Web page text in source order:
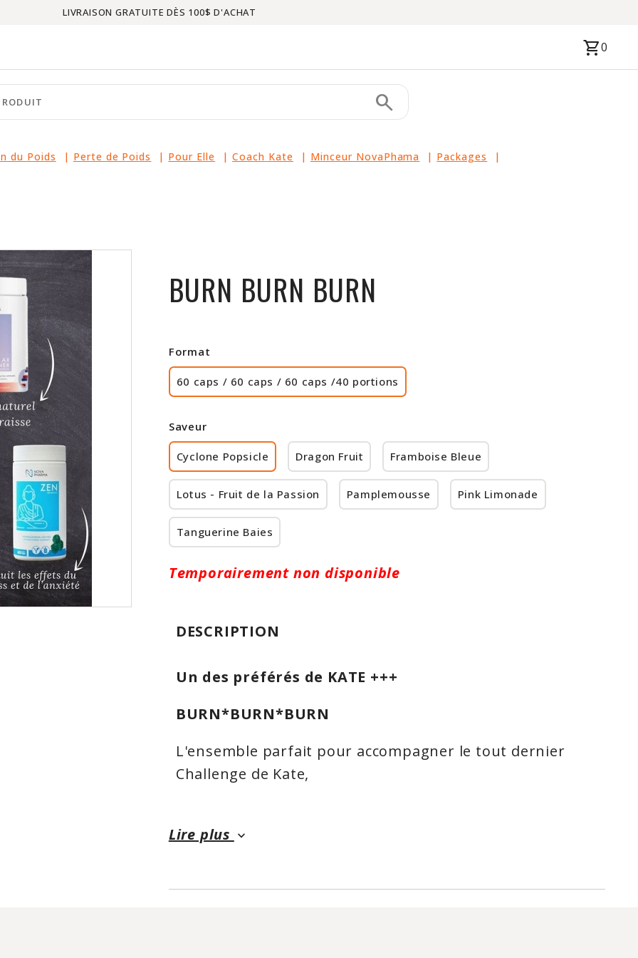
LIVRAISON GRATUITE DÈS 100$ D'ACHAT
shopping_cart0
search
du Poids | Perte de Poids | Pour Elle |Coach Kate | Minceur NovaPhama | Packages
|
BURN BURN BURN
Format
60 caps / 60 caps / 60 caps /40 portions
Saveur
Cyclone Popsicle Dragon Fruit Framboise Bleue
Lotus - Fruit de la Passion Pamplemousse Pink Limonade
Tanguerine Baies
Temporairement non disponible
DESCRIPTION
Un des préférés de KATE +++
BURN*BURN*BURN
L'ensemble parfait pour accompagner le tout dernier
Challenge de Kate,
Nous savons tous que le sommeil est important pour
nous sentir rechargés. Avoir suffisamment de sommeil
Lire plus keyboard_arrow_down